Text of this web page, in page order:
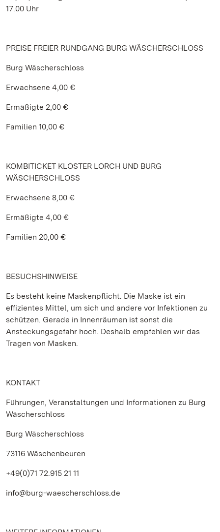
17.00 Uhr
PREISE FREIER RUNDGANG BURG WÄSCHERSCHLOSS
Burg Wäscherschloss
Erwachsene 4,00 €
Ermäßigte 2,00 €
Familien 10,00 €
KOMBITICKET KLOSTER LORCH UND BURG
WÄSCHERSCHLOSS
Erwachsene 8,00 €
Ermäßigte 4,00 €
Familien 20,00 €
BESUCHSHINWEISE
Es besteht keine Maskenpflicht. Die Maske ist ein
effizientes Mittel, um sich und andere vor Infektionen zu
schützen. Gerade in Innenräumen ist sonst die
Ansteckungsgefahr hoch. Deshalb empfehlen wir das
Tragen von Masken.
KONTAKT
Führungen, Veranstaltungen und Informationen zu Burg
Wäscherschloss
Burg Wäscherschloss
73116 Wäschenbeuren
+49(0)71 72.915 21 11
info@burg-waescherschloss.de